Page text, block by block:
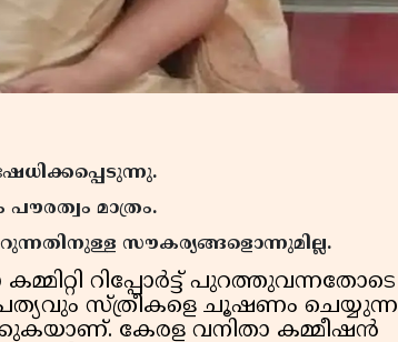
മാത്രം.
സൗകര്യങ്ങളൊന്നുമില്ല.
റിപ്പോര്‍ട്ട് പുറത്തുവന്നതോടെ
സ്ത്രീകളെ ചൂഷണം ചെയ്യുന്ന
കേരള വനിതാ കമ്മീഷന്‍